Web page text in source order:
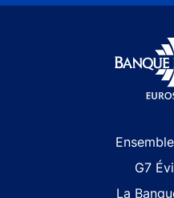
G7
La